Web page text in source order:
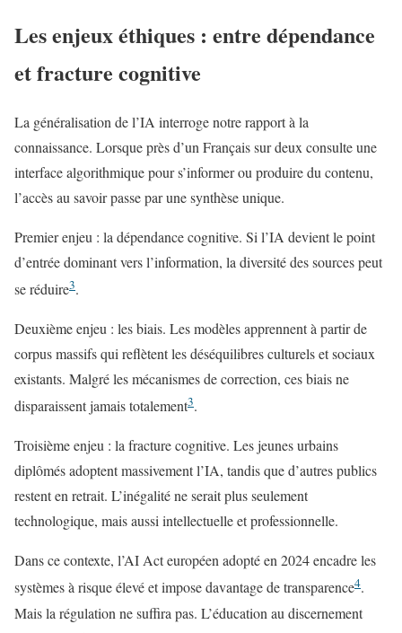
Les enjeux éthiques : entre dépendance
et fracture cognitive
La généralisation de l’IA interroge notre rapport à la
connaissance. Lorsque près d’un Français sur deux consulte une
interface algorithmique pour s’informer ou produire du contenu,
l’accès au savoir passe par une synthèse unique.
Premier enjeu : la dépendance cognitive. Si l’IA devient le point
d’entrée dominant vers l’information, la diversité des sources peut
se réduire3.
Deuxième enjeu : les biais. Les modèles apprennent à partir de
corpus massifs qui reflètent les déséquilibres culturels et sociaux
existants. Malgré les mécanismes de correction, ces biais ne
disparaissent jamais totalement3.
Troisième enjeu : la fracture cognitive. Les jeunes urbains
diplômés adoptent massivement l’IA, tandis que d’autres publics
restent en retrait. L’inégalité ne serait plus seulement
technologique, mais aussi intellectuelle et professionnelle.
Dans ce contexte, l’AI Act européen adopté en 2024 encadre les
systèmes à risque élevé et impose davantage de transparence4.
Mais la régulation ne suffira pas. L’éducation au discernement